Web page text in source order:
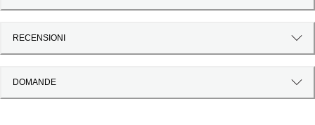
RECENSIONI
DOMANDE